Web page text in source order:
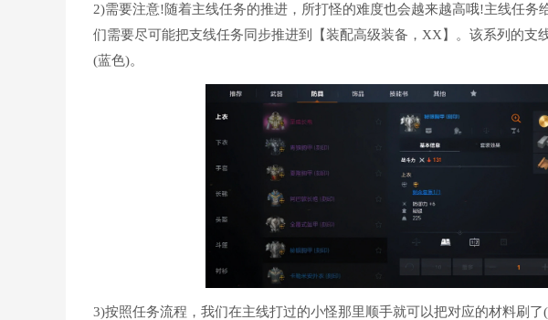
2)需要注意!随着主线任务的推进，所打怪的难度也会越来越高哦!主线任务
们需要尽可能把支线任务同步推进到【装配高级装备，XX】。该系列的支
(蓝色)。
3)按照任务流程，我们在主线打过的小怪那里顺手就可以把对应的材料刷